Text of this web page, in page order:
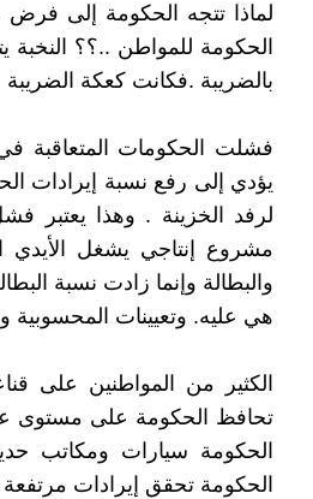
لماذا تتجه الحكومة إلى
الحكومة للمواطن ..؟؟ النخبة
بالضريبة .فكانت كعكة
فشلت الحكومات المتعاقبة
يؤدي إلى رفع نسبة إيرادات
لرفد الخزينة . وهذا يعتبر
مشروع إنتاجي يشغل الأيدي
والبطالة وإنما زادت نسبة
هي عليه. وتعيينات المحسوبية
الكثير من المواطنين على
تحافظ الحكومة على مستوى
الحكومة سيارات ومكاتب
الحكومة تحقق إيرادات